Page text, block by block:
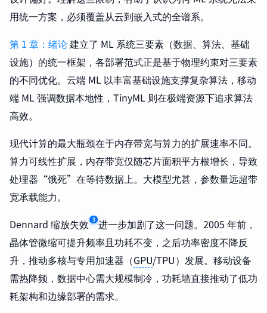
用统一方案，必须覆盖从云到嵌入式的全谱系。
第 1 章：绪论建立了 ML 系统三要素（数据、算法、基础
设施）的统一框架，各部署范式正是基于物理约束对三要素
的不同优化。云端 ML 以丰富基础设施支撑复杂算法，移动
端 ML 强调数据本地性，TinyML 则在极端资源下追求算法
高效。
现代计算的最大瓶颈在于内存带宽与算力的扩展速率不同。
算力可线性扩展，内存带宽仅随芯片面积平方根增长，导致
处理器“饿死”在等待数据上。大模型尤甚，参数量远超带
宽承载能力。
Dennard 缩放失效 3 进一步加剧了这一问题。2005 年前，
晶体管微缩可提升频率且功耗不变，之后功率密度不降反
升，推动多核与专用加速器（GPU/TPU）发展。移动设备
需热降频，数据中心需大规模制冷，功耗墙直接推动了低功
耗架构和边缘部署的需求。